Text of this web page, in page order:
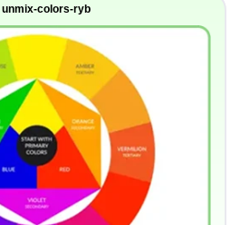
unmix-colors-ryb